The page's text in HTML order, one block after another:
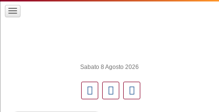
Sabato 8 Agosto 2026